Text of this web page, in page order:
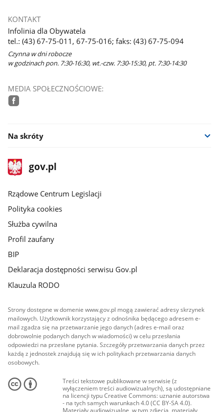
KONTAKT
Infolinia dla Obywatela
tel.: (43) 67-75-011, 67-75-016; faks: (43) 67-75-094
Czynna w dni robocze
w godzinach pon. 7:30-16:30, wt.-czw. 7:30-15:30, pt. 7:30-14:30
MEDIA SPOŁECZNOŚCIOWE:
Na skróty
stopka
gov.plStrona
gov.pl
Rządowe Centrum Legislacji
Polityka cookies
Służba cywilna
Profil zaufany
BIP
Deklaracja dostępności serwisu Gov.pl
Klauzula RODO
Strony dostępne w domenie www.gov.pl mogą zawierać adresy skrzynek
mailowych. Użytkownik korzystający z odnośnika będącego adresem e-
mail zgadza się na przetwarzanie jego danych (adres e-mail oraz
dobrowolnie podanych danych w wiadomości) w celu przesłania
odpowiedzi na przesłane pytania. Szczegóły przetwarzania danych przez
każdą z jednostek znajdują się w ich politykach przetwarzania danych
osobowych.
Treści tekstowe publikowane w serwisie (z
wyłączeniem treści audiowizualnych), są udostępniane
na licencji typu Creative Commons: uznanie autorstwa
- na tych samych warunkach 4.0 (CC BY-SA 4.0).